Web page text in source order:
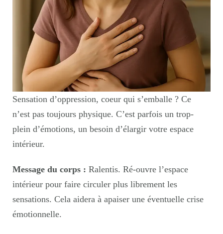
Sensation d’oppression, coeur qui s’emballe ? Ce
n’est pas toujours physique. C’est parfois un trop-
plein d’émotions, un besoin d’élargir votre espace
intérieur.
Message du corps : Ralentis. Ré-ouvre l’espace
intérieur pour faire circuler plus librement les
sensations. Cela aidera à apaiser une éventuelle crise
émotionnelle.